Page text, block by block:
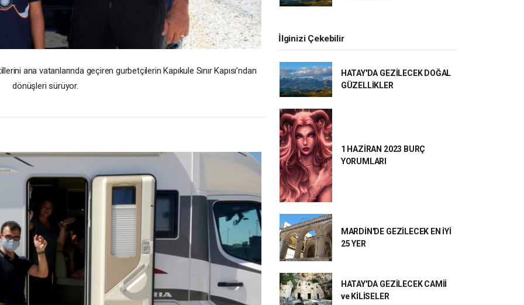
ana vatanlarında geçiren gurbetçilerin Kapıkule Sınır Kapısı’ndan
dönüşleri sürüyor.
İlginizi Çekebilir
HATAY'DA GEZİLECEK DOĞAL
GÜZELLİKLER
1 HAZİRAN 2023 BURÇ
YORUMLARI
MARDİN'DE GEZİLECEK EN İYİ
25 YER
HATAY'DA GEZİLECEK CAMİİ
ve KİLİSELER